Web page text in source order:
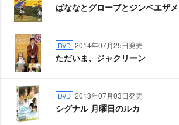
ばななとグローブとジンベエザメ
DVD 2014年07月25日発売
ただいま、ジャクリーン
DVD 2013年07月03日発売
シグナル 月曜日のルカ